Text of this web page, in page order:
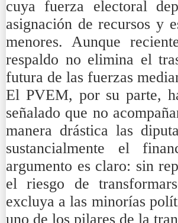
cuya fuerza electoral
asignación de recursos y
menores. Aunque
respaldo no elimina el
futura de las fuerzas
El PVEM, por su parte,
señalado que no
manera drástica las
sustancialmente el
argumento es claro: sin
el riesgo de
excluya a las minorías
uno de los pilares de la